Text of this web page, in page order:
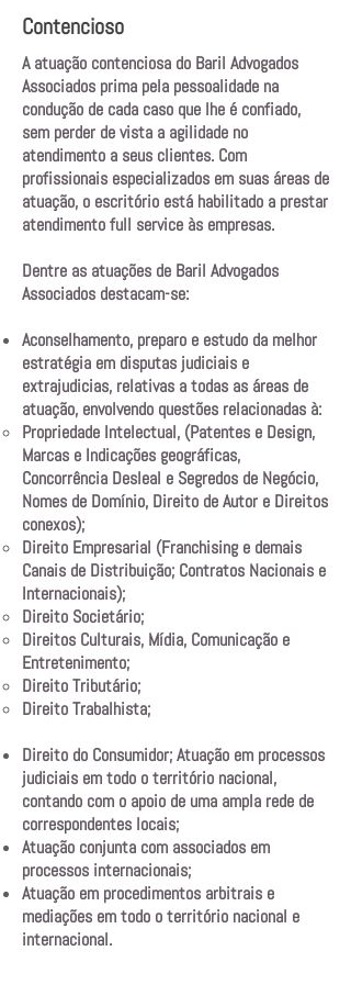
Contencioso
A atuação contenciosa do Baril Advogados
Associados prima pela pessoalidade na
condução de cada caso que lhe é confiado,
sem perder de vista a agilidade no
atendimento a seus clientes. Com
profissionais especializados em suas áreas de
atuação, o escritório está habilitado a prestar
atendimento full service às empresas.
Dentre as atuações de Baril Advogados
Associados destacam-se:
Aconselhamento, preparo e estudo da melhor
estratégia em disputas judiciais e
extrajudicias, relativas a todas as áreas de
atuação, envolvendo questões relacionadas à:
Propriedade Intelectual, (Patentes e Design,
Marcas e Indicações geográficas,
Concorrência Desleal e Segredos de Negócio,
Nomes de Domínio, Direito de Autor e Direitos
conexos);
Direito Empresarial (Franchising e demais
Canais de Distribuição; Contratos Nacionais e
Internacionais);
Direito Societário;
Direitos Culturais, Mídia, Comunicação e
Entretenimento;
Direito Tributário;
Direito Trabalhista;
Direito do Consumidor; Atuação em processos
judiciais em todo o território nacional,
contando com o apoio de uma ampla rede de
correspondentes locais;
Atuação conjunta com associados em
processos internacionais;
Atuação em procedimentos arbitrais e
mediações em todo o território nacional e
internacional.